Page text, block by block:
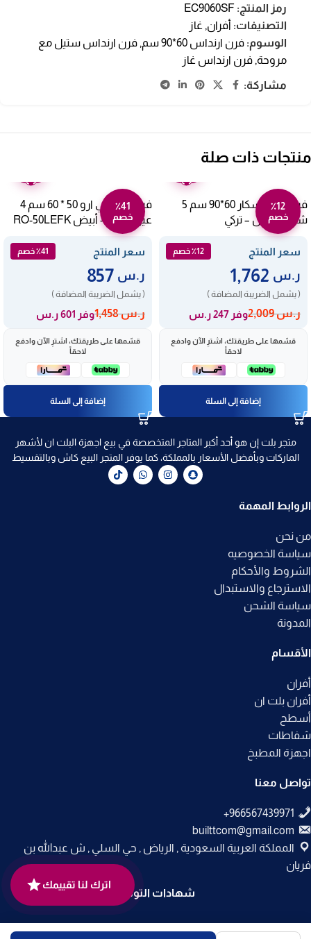
رمز المنتج: EC9060SF
التصنيفات: أفران, غاز
الوسوم: فرن ارنداس 60*90 سم , فرن ارنداس ستيل مع
مروحة, فرن ارنداس غاز
مشاركة:
منتجات ذات صلة
٪12
خصم
فرن غاز اوسكار 60*90 سم 5
شعلة ستيل – تركي
F95ZGWHM-OSC01
سعر المنتج
٪12 خصم
ر.س
( يشمل الضريبة المضافة )
ر.س2,009 وفر 247 ر.س
قسّمها على طريقتك، اشترِ الآن وادفع
لاحقاً
إضافة إلى السلة
٪41
خصم
فرن كهربائي ارو 50 * 60 سم 4
عيون تركي – أبيض RO-50LEFK
سعر المنتج ٪41 خصم
ر.س
( يشمل الضريبة المضافة )
ر.س1,458 وفر 601 ر.س
قسّمها على طريقتك، اشترِ الآن وادفع
لاحقاً
إضافة إلى السلة
متجر بلت إن هو أحد أكبر المتاجر المتخصصة في بيع اجهزة البلت ان لأشهر
الماركات وبأفضل الأسعار بالمملكة، كما يوفر المتجر البيع كاش وبالتقسيط
الروابط المهمة
من نحن
سياسة الخصوصيه
الشروط والأحكام
الاسترجاع والاستبدال
سياسة الشحن
المدونة
الأقسام
أفران
أفران بلت ان
أسطح
شفاطات
اجهزة المطبخ
تواصل معنا
builttcom@gmail.com
المملكة العربية السعودية , الرياض , حي السلي , ش عبدالله بن
فريان
شهادات التوثيق
جميع الحقوق محفوظة لـمتجر بلت إن© 2025.
اترك لنا تقييمك